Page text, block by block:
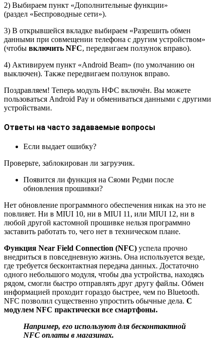
2) Выбираем пункт «Дополнительные функции»
(раздел «Беспроводные сети»).
3) В открывшейся вкладке выбираем «Разрешить обмен
данными при совмещении телефона с другим устройством»
(чтобы включить NFC, передвигаем ползунок вправо).
4) Активируем пункт «Android Beam» (по умолчанию он
выключен). Также передвигаем ползунок вправо.
Поздравляем! Теперь модуль НФС включён. Вы можете
пользоваться Android Pay и обмениваться данными с другими
устройствами.
Ответы на часто задаваемые вопросы
Если выдает ошибку?
Проверьте, заблокирован ли загрузчик.
Появится ли функция на Сяоми Редми после
обновления прошивки?
Нет обновление программного обеспечения никак на это не
повлияет. Ни в MIUI 10, ни в MIUI 11, или MIUI 12, ни в
любой другой кастомной прошивке нельзя программно
заставить работать то, чего нет в техническом плане.
Функция Near Field Connection (NFC) успела прочно
внедриться в повседневную жизнь. Она используется везде,
где требуется бесконтактная передача данных. Достаточно
одного небольшого модуля, чтобы два устройства, находясь
рядом, смогли быстро отправлять друг другу файлы. Обмен
информацией проходит гораздо быстрее, чем по Bluetooth.
NFC позволил существенно упростить обычные дела. С
модулем NFC практически все смартфоны.
Например, его используют для бесконтактной
NFC оплаты в магазинах.